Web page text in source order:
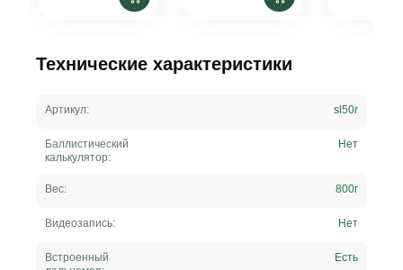
Технические характеристики
Артикул: sl50r
Баллистический
калькулятор:
Нет
Вес: 800г
Видеозапись: Нет
Встроенный
Есть